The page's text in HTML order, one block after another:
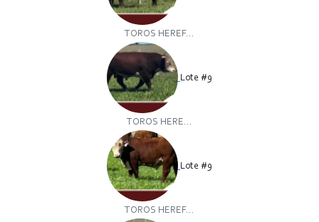
TOROS HEREF...
Lote #9
TOROS HERE...
Lote #9
TOROS HEREF...